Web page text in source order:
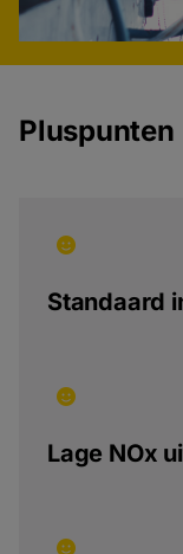
Pluspunten
Standaard
Lage NOx